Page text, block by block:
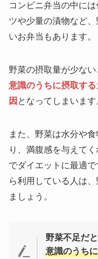
コンビニ弁当の中に
ツや少量の漬物など
いお弁当もあります。
野菜の摂取量が少ない
意識のうちに摂取す
因 となってしまいます
また、野菜は水分や
り、満腹感を与えて
でダイエットに最適
ら利用している人は
ましょう。
野菜不足だ
意識のうち